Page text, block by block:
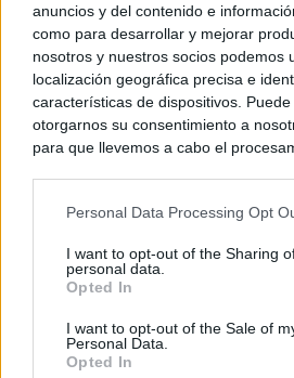
anuncios y del contenido e
como para desarrollar y mejorar
nosotros y nuestros socios podemos
localización geográfica precisa e
características de dispositivos.
otorgarnos su consentimiento a
para que llevemos a cabo el
negar su consentimiento. Tenga en
de su consentimiento, pero usted
rechazar tal procesamiento. Sus
cualquier momento entrando de
visitando nuestra política de
Personal Data Processing Opt
I want to opt-out of the Sharing
personal data.
Opted In
I want to opt-out of the Sale of
Personal Data.
Opted In